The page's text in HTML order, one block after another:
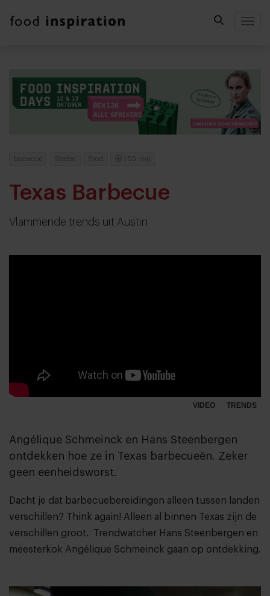
barbecue Steden Food 1:55 min
Texas Barbecue
Vlammende trends uit Austin
VIDEO TRENDS
Angélique Schmeinck en Hans Steenbergen
ontdekken hoe ze in Texas barbecueën. Zeker
geen eenheidsworst.
Dacht je dat barbecuebereidingen alleen tussen landen
verschillen? Think again! Alleen al binnen Texas zijn de
verschillen groot. Trendwatcher Hans Steenbergen en
meesterkok Angélique Schmeinck gaan op ontdekking.